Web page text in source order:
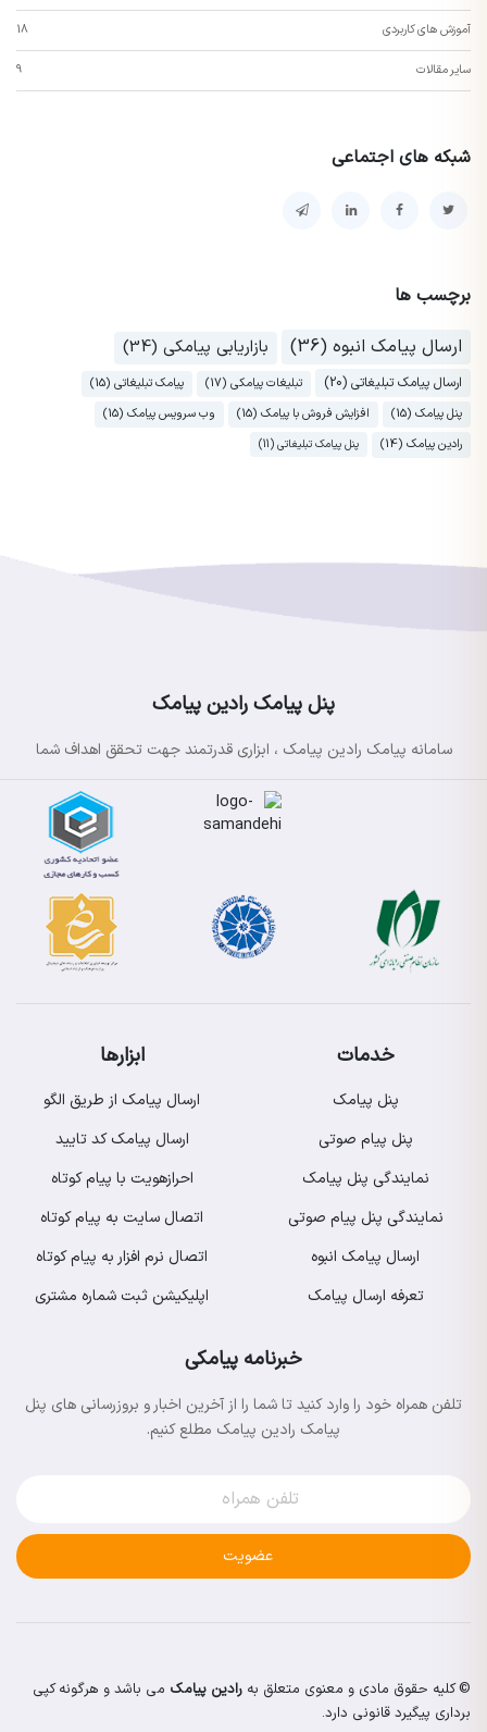
آموزش های کاربردی 18
سایر مقالات 9
شبکه های اجتماعی
برچسب ها
ارسال پیامک انبوه (36)
بازاریابی پیامکی (34)
ارسال پیامک تبلیغاتی (20) تبلیغات پیامکی (17)
پیامک تبلیغاتی (15)
پنل پیامک (15)
افزایش فروش با پیامک (15)
وب سرویس پیامک (15)
رادین پیامک (14)
پنل پیامک تبلیغاتی (11)
پنل پیامک رادین پیامک
سامانه پیامک رادین پیامک ، ابزاری قدرتمند جهت تحقق اهداف شما
خدمات
پنل پیامک
پنل پیام صوتی
نمایندگی پنل پیامک
نمایندگی پنل پیام صوتی
ارسال پیامک انبوه
تعرفه ارسال پیامک
ابزارها
ارسال پیامک از طریق الگو
ارسال پیامک کد تایید
احرازهویت با پیام کوتاه
اتصال سایت به پیام کوتاه
اتصال نرم افزار به پیام کوتاه
اپلیکیشن ثبت شماره مشتری
خبرنامه پیامکی
تلفن همراه خود را وارد کنید تا شما را از آخرین اخبار و بروزرسانی های پنل
پیامک رادین پیامک مطلع کنیم.
عضویت
© کلیه حقوق مادی و معنوی متعلق به رادین پیامک می باشد و هرگونه کپی
برداری پیگیرد قانونی دارد.